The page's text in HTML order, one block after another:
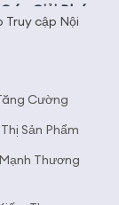
Giải Pháp
Truy cập Nội
Cường
Sản Phẩm
Thương